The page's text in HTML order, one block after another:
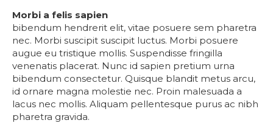
Morbi a felis sapien
bibendum hendrerit elit, vitae posuere sem pharetra
nec. Morbi suscipit suscipit luctus. Morbi posuere
augue eu tristique mollis. Suspendisse fringilla
venenatis placerat. Nunc id sapien pretium urna
bibendum consectetur. Quisque blandit metus arcu,
id ornare magna molestie nec. Proin malesuada a
lacus nec mollis. Aliquam pellentesque purus ac nibh
pharetra gravida.